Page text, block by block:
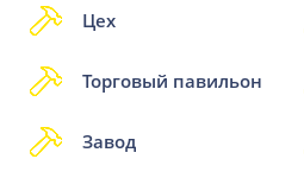
Цех
Торговый павильон
Завод